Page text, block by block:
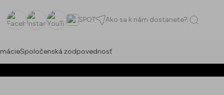
FacebookInstagramYouTubeSPOT Ako sa k nám dostanete?
Spoločenská zodpovednosť